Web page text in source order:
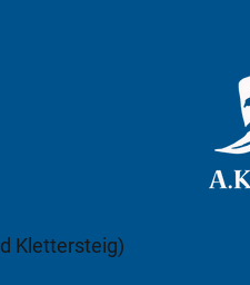
Klettersteig)